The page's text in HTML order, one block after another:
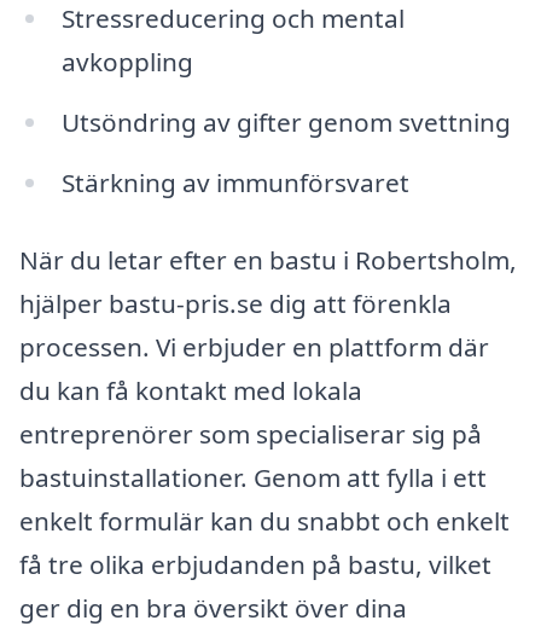
Stressreducering och mental
avkoppling
Utsöndring av gifter genom svettning
Stärkning av immunförsvaret
När du letar efter en bastu i Robertsholm,
hjälper bastu-pris.se dig att förenkla
processen. Vi erbjuder en plattform där
du kan få kontakt med lokala
entreprenörer som specialiserar sig på
bastuinstallationer. Genom att fylla i ett
enkelt formulär kan du snabbt och enkelt
få tre olika erbjudanden på bastu, vilket
ger dig en bra översikt över dina